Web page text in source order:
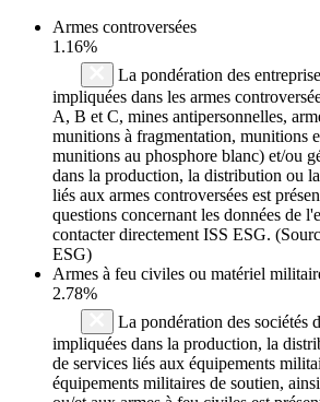
Armes controversées
1.16%
La pondération des
impliquées dans les armes
A, B et C, mines antipersonnelles,
munitions à fragmentation, munitions
munitions au phosphore blanc) et/ou
dans la production, la distribution ou
liés aux armes controversées est
questions concernant les données de
contacter directement ISS ESG.
ESG)
Armes à feu civiles ou matériel
2.78%
La pondération des sociétés
impliquées dans la production, la
de services liés aux équipements
équipements militaires de soutien,